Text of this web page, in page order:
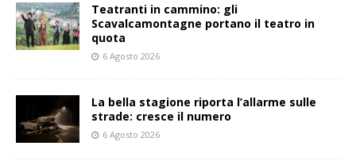
Teatranti in cammino: gli
Scavalcamontagne portano il teatro in
quota
6 Agosto 2026
La bella stagione riporta l’allarme sulle
strade: cresce il numero
6 Agosto 2026